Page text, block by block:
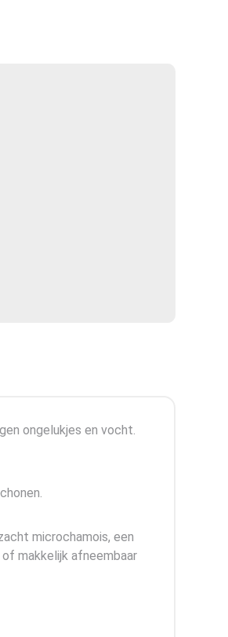
ongelukjes en vocht.
microchamois, een
makkelijk afneembaar